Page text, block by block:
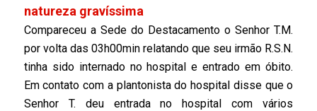
natureza gravíssima
Compareceu a Sede do Destacamento o Senhor T.M.
por volta das 03h00min relatando que seu irmão R.S.N.
tinha sido internado no hospital e entrado em óbito.
Em contato com a plantonista do hospital disse que o
Senhor T. deu entrada no hospital com vários